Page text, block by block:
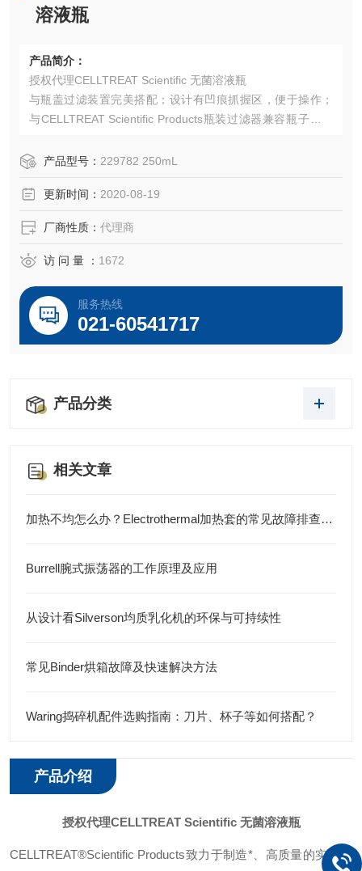
溶液瓶
产品简介：
授权代理CELLTREAT Scientific 无菌溶液瓶
与瓶盖过滤装置完美搭配；设计有凹痕抓握区，便于操作；
与CELLTREAT Scientific Products瓶装过滤器兼容瓶子也可
降至低。
产品型号： 229782 250mL
更新时间： 2020-08-19
厂商性质： 代理商
访 问 量 ： 1672
服务热线
021-60541717
产品分类
相关文章
加热不均怎么办？Electrothermal加热套的常见故障排查与保养手册
Burrell腕式振荡器的工作原理及应用
从设计看Silverson均质乳化机的环保与可持续性
常见Binder烘箱故障及快速解决方法
Waring捣碎机配件选购指南：刀片、杯子等如何搭配？
产品介绍
授权代理CELLTREAT Scientific 无菌溶液瓶
CELLTREAT®Scientific Products致力于制造*、高质量的实验室